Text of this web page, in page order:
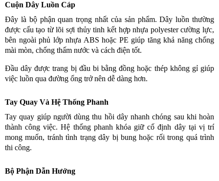
Cuộn Dây Luồn Cáp
Đây là bộ phận quan trọng nhất của sản phẩm. Dây luồn thường
được cấu tạo từ lõi sợi thủy tinh kết hợp nhựa polyester cường lực,
bên ngoài phủ lớp nhựa ABS hoặc PE giúp tăng khả năng chống
mài mòn, chống thấm nước và cách điện tốt.
Đầu dây được trang bị đầu bi bằng đồng hoặc thép không gỉ giúp
việc luồn qua đường ống trở nên dễ dàng hơn.
Tay Quay Và Hệ Thống Phanh
Tay quay giúp người dùng thu hồi dây nhanh chóng sau khi hoàn
thành công việc. Hệ thống phanh khóa giữ cố định dây tại vị trí
mong muốn, tránh tình trạng dây bị bung hoặc rối trong quá trình
thi công.
Bộ Phận Dẫn Hướng